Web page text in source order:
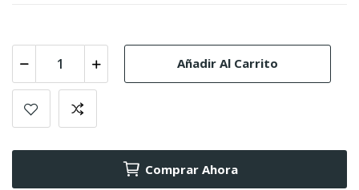
Añadir Al Carrito
Comprar Ahora